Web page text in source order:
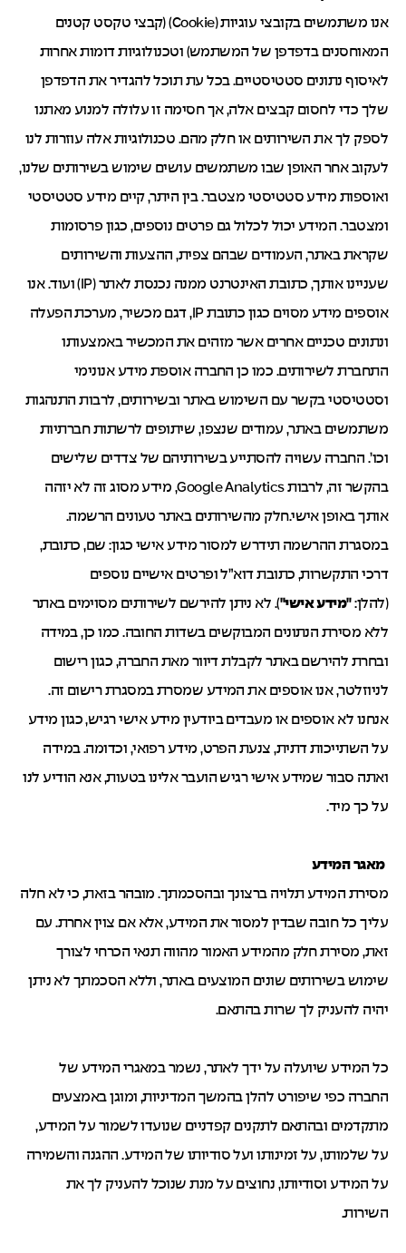
אנו משתמשים בקובצי עוגיות (Cookie) (קבצי טקסט קטנים
המאוחסנים בדפדפן של המשתמש) וטכנולוגיות דומות אחרות
לאיסוף נתונים סטטיסטיים. בכל עת תוכל להגדיר את הדפדפן
שלך כדי לחסום קבצים אלה, אך חסימה זו עלולה למנוע מאתנו
לספק לך את השירותים או חלק מהם. טכנולוגיות אלה עוזרות לנו
לעקוב אחר האופן שבו משתמשים עושים שימוש בשירותים שלנו,
ואוספות מידע סטטיסטי מצטבר. בין היתר, קיים מידע סטטיסטי
ומצטבר. המידע יכול לכלול גם פרטים נוספים, כגון פרסומות
שקראת באתר, העמודים שבהם צפית, ההצעות והשירותים
שעניינו אותך, כתובת האינטרנט ממנה נכנסת לאתר (IP) ועוד. אנו
אוספים מידע מסוים כגון כתובת IP, דגם מכשיר, מערכת הפעלה
ונתונים טכניים אחרים אשר מזהים את המכשיר באמצעותו
התחברת לשירותים. כמו כן החברה אוספת מידע אנונימי
וסטטיסטי בקשר עם השימוש באתר ובשירותים, לרבות התנהגות
משתמשים באתר, עמודים שנצפו, שיתופים לרשתות חברתיות
וכו’. החברה עשויה להסתייע בשירותיהם של צדדים שלישים
בהקשר זה, לרבות Google Analytics, מידע מסוג זה לא יזהה
אותך באופן אישי.חלק מהשירותים באתר טעונים הרשמה.
במסגרת ההרשמה תידרש למסור מידע אישי כגון: שם, כתובת,
דרכי התקשרות, כתובת דוא”ל ופרטים אישיים נוספים
(להלן:"מידע אישי"). לא ניתן להירשם לשירותים מסוימים באתר
ללא מסירת הנתונים המבוקשים בשדות החובה. כמו כן, במידה
ובחרת להירשם באתר לקבלת דיוור מאת החברה, כגון רישום
לניוזלטר, אנו אוספים את המידע שמסרת במסגרת רישום זה.
אנחנו לא אוספים או מעבדים ביודעין מידע אישי רגיש, כגון מידע
על השתייכות דתית, צנעת הפרט, מידע רפואי, וכדומה. במידה
ואתה סבור שמידע אישי רגיש הועבר אלינו בטעות, אנא הודיע לנו
על כך מיד.
מאגר המידע
מסירת המידע תלויה ברצונך ובהסכמתך. מובהר בזאת, כי לא חלה
עליך כל חובה שבדין למסור את המידע, אלא אם צוין אחרת. עם
זאת, מסירת חלק מהמידע האמור מהווה תנאי הכרחי לצורך
שימוש בשירותים שונים המוצעים באתר, וללא הסכמתך לא ניתן
יהיה להעניק לך שרות בהתאם.
כל המידע שיועלה על ידך לאתר, נשמר במאגרי המידע של
החברה כפי שיפורט להלן בהמשך המדיניות, ומוגן באמצעים
מתקדמים ובהתאם לתקנים קפדניים שנועדו לשמור על המידע,
על שלמותו, על זמינותו ועל סודיותו של המידע. ההגנה והשמירה
על המידע וסודיותו, נחוצים על מנת שנוכל להעניק לך את
השירות.